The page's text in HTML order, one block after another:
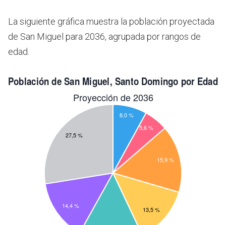
La siguiente gráfica muestra la población proyectada
de San Miguel para 2036, agrupada por rangos de
edad.